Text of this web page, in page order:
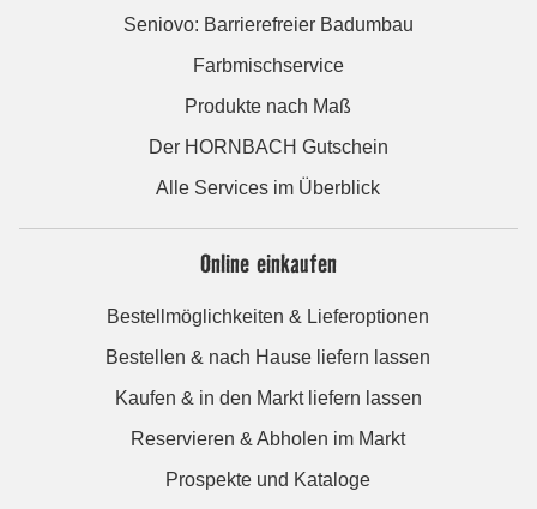
Seniovo: Barrierefreier Badumbau
Farbmischservice
Produkte nach Maß
Der HORNBACH Gutschein
Alle Services im Überblick
Online einkaufen
Bestellmöglichkeiten & Lieferoptionen
Bestellen & nach Hause liefern lassen
Kaufen & in den Markt liefern lassen
Reservieren & Abholen im Markt
Prospekte und Kataloge